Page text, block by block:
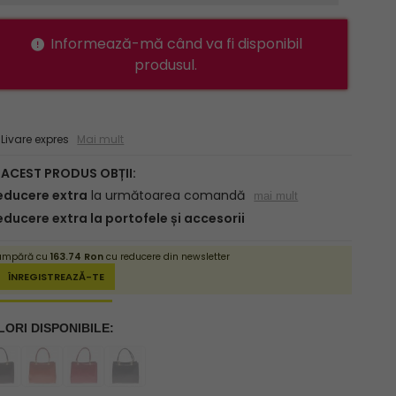
Informează-mă când va fi disponibil
produsul.
expres Mai mult